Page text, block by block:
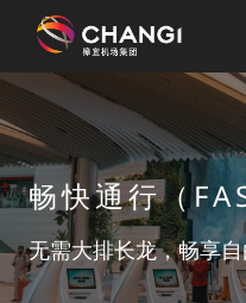
所
有
樟
网
站:
畅快通行（
无需大排长龙，畅享自